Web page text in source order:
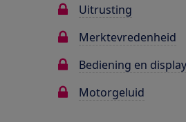
Uitrusting
Merktevredenheid
Bediening en display
Motorgeluid